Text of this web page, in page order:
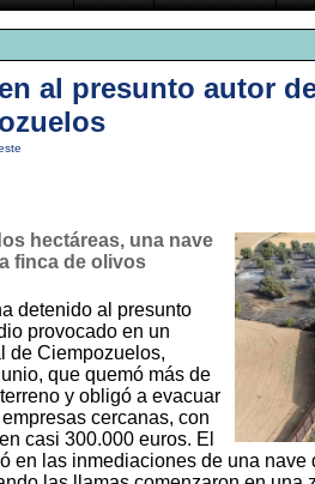
al presunto autor
hectáreas, una nave
finca de olivos
detenido al presunto
provocado en un
de Ciempozuelos,
que quemó más de
y obligó a evacuar
cercanas, con
casi 300.000 euros. El
en las inmediaciones de una